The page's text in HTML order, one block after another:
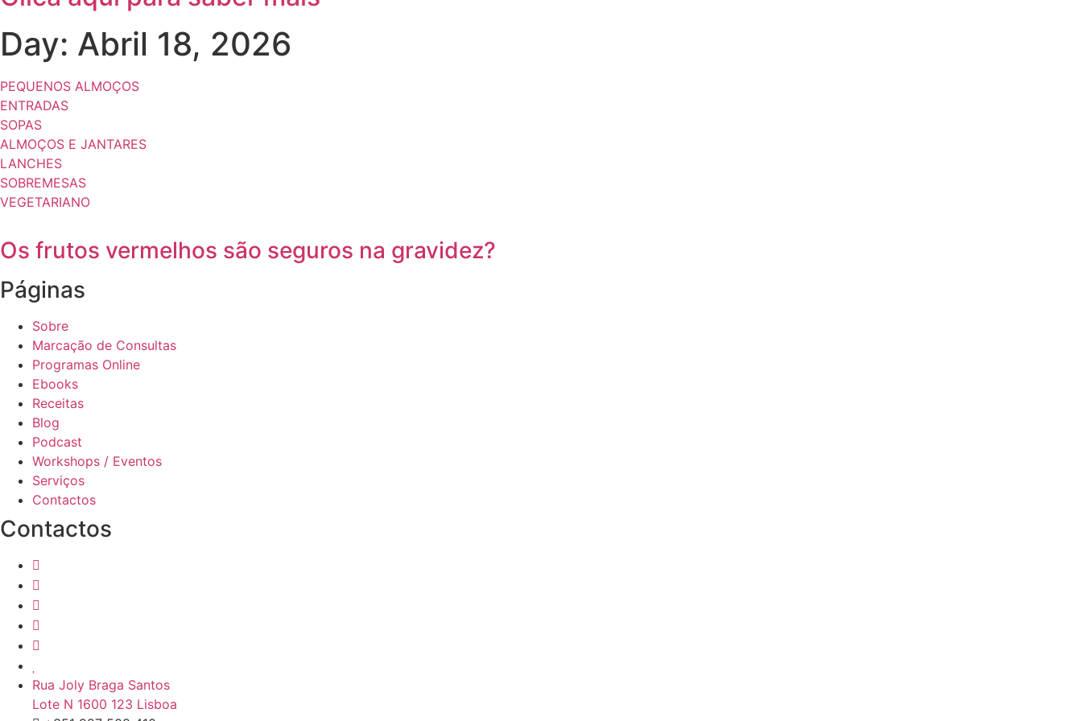
Day: Abril 18, 2026
PEQUENOS ALMOÇOS
ENTRADAS
SOPAS
ALMOÇOS E JANTARES
LANCHES
SOBREMESAS
VEGETARIANO
Os frutos vermelhos são seguros na gravidez?
Páginas
Sobre
Marcação de Consultas
Programas Online
Ebooks
Receitas
Blog
Podcast
Workshops / Eventos
Serviços
Contactos
Contactos
Rua Joly Braga Santos
Lote N 1600 123 Lisboa